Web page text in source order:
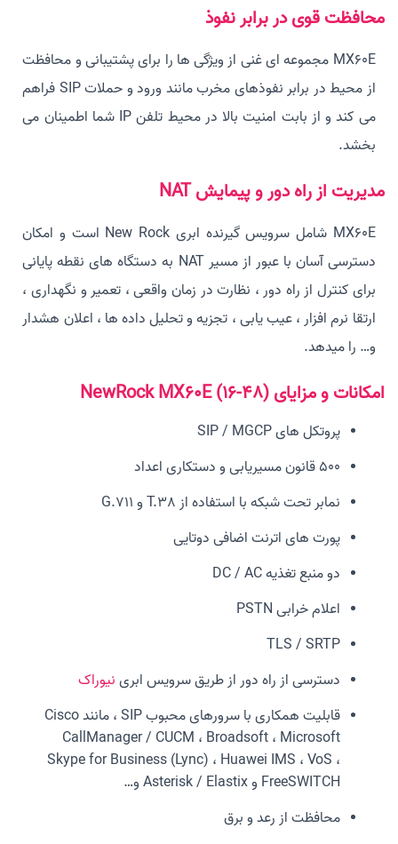
محافظت قوی در برابر نفوذ
MX60E مجموعه ای غنی از ویژگی ها را برای پشتیبانی و محافظت
از محیط در برابر نفوذهای مخرب مانند ورود و حملات SIP فراهم
می کند و از بابت امنیت بالا در محیط تلفن IP شما اطمینان می
بخشد.
مدیریت از راه دور و پیمایش NAT
MX60E شامل سرویس گیرنده ابری New Rock است و امکان
دسترسی آسان با عبور از مسیر NAT به دستگاه های نقطه پایانی
برای کنترل از راه دور ، نظارت در زمان واقعی ، تعمیر و نگهداری ،
ارتقا نرم افزار ، عیب یابی ، تجزیه و تحلیل داده ها ، اعلان هشدار
و… را میدهد.
امکانات و مزایای NewRock MX60E (16-48)
پروتکل های SIP / MGCP
500 قانون مسیریابی و دستکاری اعداد
نمابر تحت شبکه با استفاده از T.38 و G.711
پورت های اترنت اضافی دوتایی
دو منبع تغذیه DC / AC
اعلام خرابی PSTN
TLS / SRTP
دسترسی از راه دور از طریق سرویس ابری نیوراک
قابلیت همکاری با سرورهای محبوب SIP ، مانند Cisco
CallManager / CUCM ، Broadsoft ، Microsoft
Skype for Business (Lync) ، Huawei IMS ، VoS ،
FreeSWITCH و Asterisk / Elastix و…
محافظت از رعد و برق